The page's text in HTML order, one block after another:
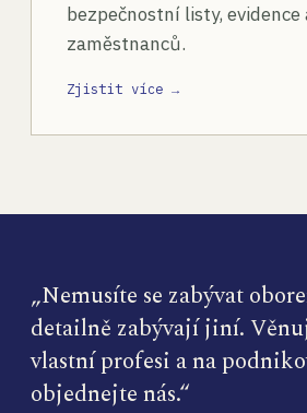
bezpečnostní listy, evidence
zaměstnanců.
Zjistit více →
„Nemusíte se zabývat
detailně zabývají jiní.
vlastní profesi a na
objednejte nás.“